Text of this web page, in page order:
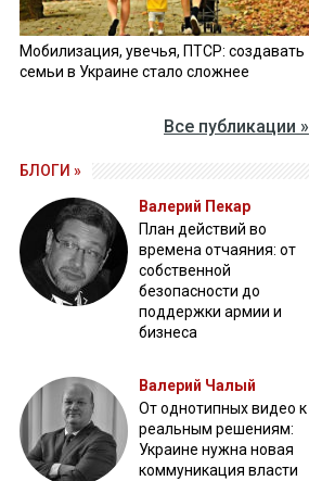
Мобилизация, увечья, ПТСР: создавать
семьи в Украине стало сложнее
Все публикации »
БЛОГИ »
Валерий Пекар
План действий во
времена отчаяния: от
собственной
безопасности до
поддержки армии и
бизнеса
Валерий Чалый
От однотипных видео к
реальным решениям:
Украине нужна новая
коммуникация власти